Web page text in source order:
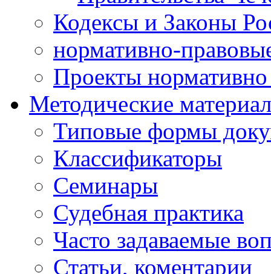
Кодексы и Законы
нормативно-
Проекты
Методические
Типовые формы
Классификаторы
Семинары
Судебная практика
Часто задаваемые
Статьи, коментарии